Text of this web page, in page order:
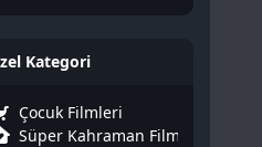
Kategori
Çocuk Filmleri
Süper Kahraman Filmleri